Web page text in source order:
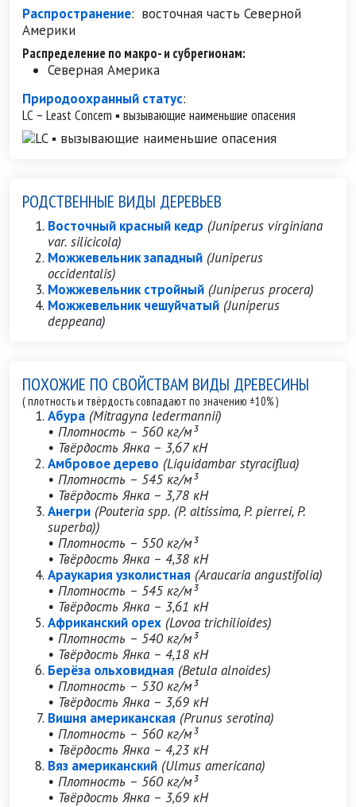
Распространение: восточная часть Северной
Америки
Распределение по макро- и субрегионам:
Северная Америка
Природоохранный статус:
LC – Least Concern ▪ вызывающие наименьшие опасения
РОДСТВЕННЫЕ ВИДЫ ДЕРЕВЬЕВ
Восточный красный кедр (Juniperus virginiana
var. silicicola)
Можжевельник западный (Juniperus
occidentalis)
Можжевельник стройный (Juniperus procera)
Можжевельник чешуйчатый (Juniperus
deppeana)
ПОХОЖИЕ ПО СВОЙСТВАМ ВИДЫ ДРЕВЕСИНЫ
( плотность и твёрдость совпадают по значению ±10% )
Абура (Mitragyna ledermannii)
• Плотность – 560 кг/м³
• Твёрдость Янка – 3,67 кН
Амбровое дерево (Liquidambar styraciflua)
• Плотность – 545 кг/м³
• Твёрдость Янка – 3,78 кН
Анегри (Pouteria spp. (P. altissima, P. pierrei, P.
superba))
• Плотность – 550 кг/м³
• Твёрдость Янка – 4,38 кН
Араукария узколистная (Araucaria angustifolia)
• Плотность – 545 кг/м³
• Твёрдость Янка – 3,61 кН
Африканский орех (Lovoa trichilioides)
• Плотность – 540 кг/м³
• Твёрдость Янка – 4,18 кН
Берёза ольховидная (Betula alnoides)
• Плотность – 530 кг/м³
• Твёрдость Янка – 3,69 кН
Вишня американская (Prunus serotina)
• Плотность – 560 кг/м³
• Твёрдость Янка – 4,23 кН
Вяз американский (Ulmus americana)
• Плотность – 560 кг/м³
• Твёрдость Янка – 3,69 кН